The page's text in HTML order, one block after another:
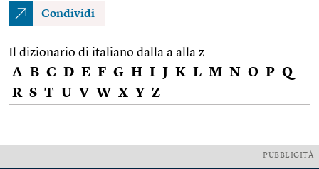
Condividi
Il dizionario di italiano dalla a alla z
A B C D E F G H I J K L M N O P Q
R S T U V W X Y Z
PUBBLICITÀ